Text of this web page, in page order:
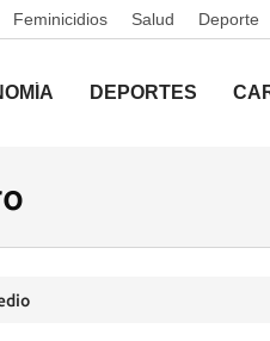
Feminicidios Salud Deporte
DEPORTES